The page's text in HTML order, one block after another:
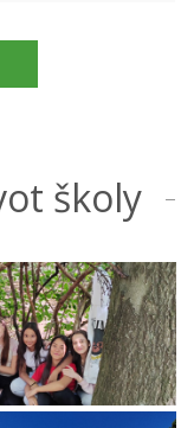
školy